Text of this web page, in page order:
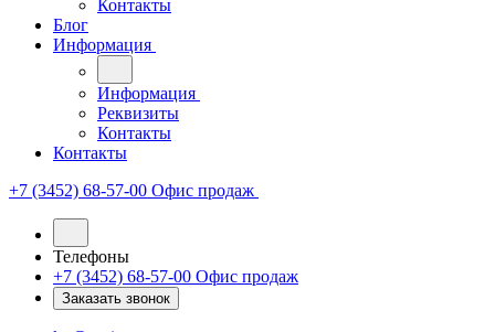
Контакты
Блог
Информация
Информация
Реквизиты
Контакты
Контакты
+7 (3452) 68-57-00 Офис продаж
Телефоны
+7 (3452) 68-57-00 Офис продаж
Заказать звонок